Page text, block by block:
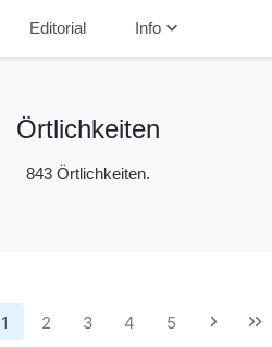
Editorial Infokeyboard_arrow_down
Örtlichkeiten
843 Örtlichkeiten.
1 2 3 4 5